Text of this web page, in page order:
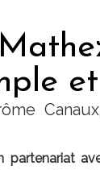
partenariat